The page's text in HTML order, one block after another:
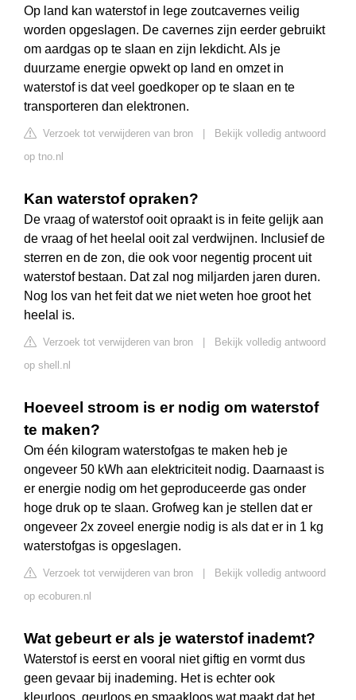
Op land kan waterstof in lege zoutcavernes veilig
worden opgeslagen. De cavernes zijn eerder gebruikt
om aardgas op te slaan en zijn lekdicht. Als je
duurzame energie opwekt op land en omzet in
waterstof is dat veel goedkoper op te slaan en te
transporteren dan elektronen.
Verzoek tot verwijderen van bron
Bekijk volledig antwoord
op tno.nl
Kan waterstof opraken?
De vraag of waterstof ooit opraakt is in feite gelijk aan
de vraag of het heelal ooit zal verdwijnen. Inclusief de
sterren en de zon, die ook voor negentig procent uit
waterstof bestaan. Dat zal nog miljarden jaren duren.
Nog los van het feit dat we niet weten hoe groot het
heelal is.
Verzoek tot verwijderen van bron
Bekijk volledig antwoord
op shell.nl
Hoeveel stroom is er nodig om waterstof
te maken?
Om één kilogram waterstofgas te maken heb je
ongeveer 50 kWh aan elektriciteit nodig. Daarnaast is
er energie nodig om het geproduceerde gas onder
hoge druk op te slaan. Grofweg kan je stellen dat er
ongeveer 2x zoveel energie nodig is als dat er in 1 kg
waterstofgas is opgeslagen.
Verzoek tot verwijderen van bron
Bekijk volledig antwoord
op ecoburen.nl
Wat gebeurt er als je waterstof inademt?
Waterstof is eerst en vooral niet giftig en vormt dus
geen gevaar bij inademing. Het is echter ook